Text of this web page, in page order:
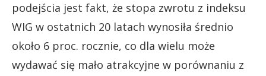
podejścia jest fakt, że stopa zwrotu z indeksu
WIG w ostatnich 20 latach wynosiła średnio
około 6 proc. rocznie, co dla wielu może
wydawać się mało atrakcyjne w porównaniu z